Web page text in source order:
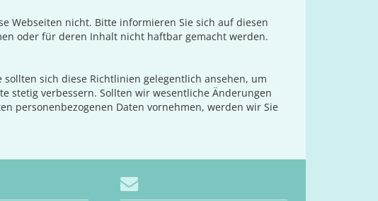
Webseiten nicht. Bitte informieren Sie sich auf diesen
oder für deren Inhalt nicht haftbar gemacht werden.
sich diese Richtlinien gelegentlich ansehen, um
stetig verbessern. Sollten wir wesentliche Änderungen
personenbezogenen Daten vornehmen, werden wir Sie